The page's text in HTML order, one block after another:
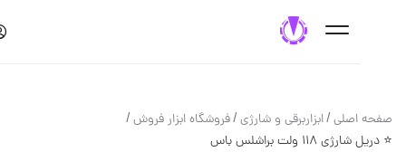
اصلی/ابزاربرقی و شارژی/فروشگاه ابزار فروش/
شارژی ۱۱۸ ولت براشلس باس